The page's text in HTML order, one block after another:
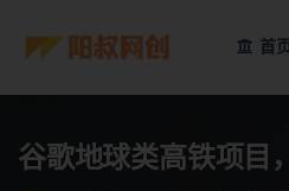
首页
谷歌地球类高铁项目